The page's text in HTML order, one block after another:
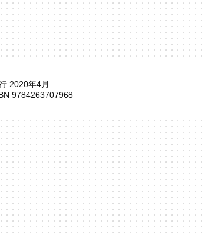
2020年4月
9784263707968